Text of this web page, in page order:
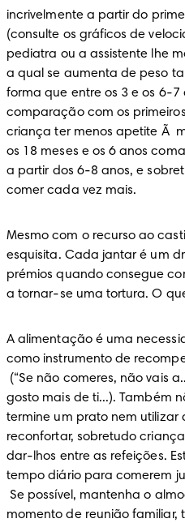
incrivelmente a partir do
(consulte os gráficos de
pediatra ou a assistente lhe
a qual se aumenta de peso
forma que entre os 3 e os 6-7
comparação com os
criança ter menos apetite Ã
os 18 meses e os 6 anos
a partir dos 6-8 anos, e
comer cada vez mais.
Mesmo com o recurso ao
esquisita. Cada jantar é um
prémios quando consegue
a tornar-se uma tortura. O
A alimentação é uma
como instrumento de
gosto mais de ti...). Também
termine um prato nem utilizar
reconfortar, sobretudo
dar-lhos entre as refeições.
tempo diário para comerem
Se possível, mantenha o almoço ou o jantar como
momento de reunião familiar,